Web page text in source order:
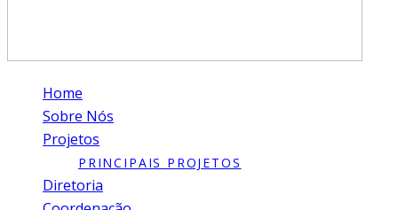
Home
Sobre Nós
Projetos
PRINCIPAIS PROJETOS
Diretoria